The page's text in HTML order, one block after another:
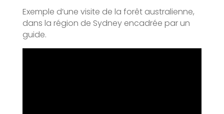
Exemple d’une visite de la forêt australienne,
dans la région de Sydney encadrée par un
guide.